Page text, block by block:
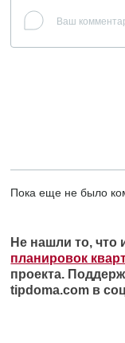
Пока еще не было
Не нашли то, что
планировок
проекта.
tipdoma.com в